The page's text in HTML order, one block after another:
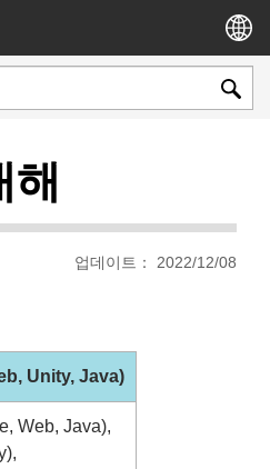
해
업데이트： 2022/12/08
Unity, Java)
Web, Java),